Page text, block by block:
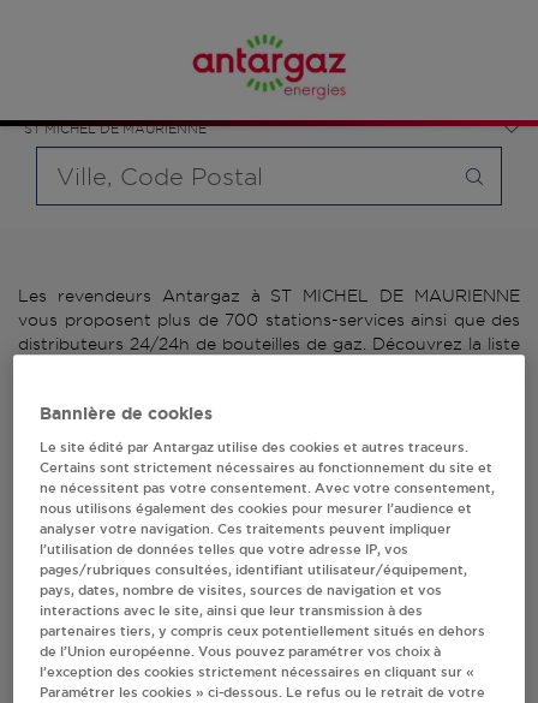
ST MICHEL DE MAURIENNE
bouteille souhaité et le type de point de vente (revendeur /
distributeur automatique de bouteilles de gaz ou station GPL
carburant)
Les revendeurs Antargaz à ST MICHEL DE MAURIENNE
vous proposent plus de 700 stations-services ainsi que des
distributeurs 24/24h de bouteilles de gaz. Découvrez la liste
distributeurs de bouteilles de gaz.
2 revendeur(s) Antargaz
à ST MICHEL DE
MAURIENNE
Villes
Bannière de cookies
Le site édité par Antargaz utilise des cookies et autres traceurs.
Certains sont strictement nécessaires au fonctionnement du site et
ne nécessitent pas votre consentement. Avec votre consentement,
nous utilisons également des cookies pour mesurer l’audience et
analyser votre navigation. Ces traitements peuvent impliquer
l’utilisation de données telles que votre adresse IP, vos
pages/rubriques consultées, identifiant utilisateur/équipement,
pays, dates, nombre de visites, sources de navigation et vos
interactions avec le site, ainsi que leur transmission à des
partenaires tiers, y compris ceux potentiellement situés en dehors
de l’Union européenne. Vous pouvez paramétrer vos choix à
l’exception des cookies strictement nécessaires en cliquant sur «
Paramétrer les cookies » ci-dessous. Le refus ou le retrait de votre